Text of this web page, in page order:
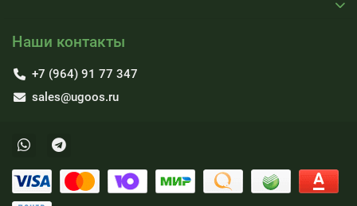
Наши контакты
+7 (964) 91 77 347
sales@ugoos.ru